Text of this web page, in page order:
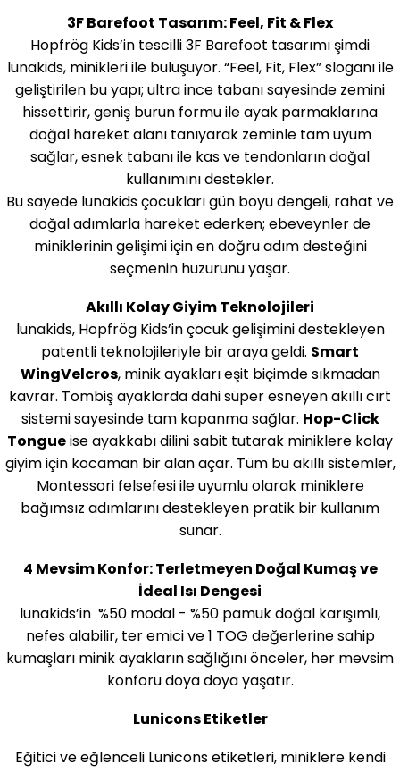
3F Barefoot Tasarım: Feel, Fit & Flex
Hopfrög Kids’in tescilli 3F Barefoot tasarımı şimdi
lunakids, minikleri ile buluşuyor. “Feel, Fit, Flex” sloganı ile
geliştirilen bu yapı; ultra ince tabanı sayesinde zemini
hissettirir, geniş burun formu ile ayak parmaklarına
doğal hareket alanı tanıyarak zeminle tam uyum
sağlar, esnek tabanı ile kas ve tendonların doğal
kullanımını destekler.
Bu sayede lunakids çocukları gün boyu dengeli, rahat ve
doğal adımlarla hareket ederken; ebeveynler de
miniklerinin gelişimi için en doğru adım desteğini
seçmenin huzurunu yaşar.
Akıllı Kolay Giyim Teknolojileri
lunakids, Hopfrög Kids’in çocuk gelişimini destekleyen
patentli teknolojileriyle bir araya geldi. Smart
WingVelcros, minik ayakları eşit biçimde sıkmadan
kavrar. Tombiş ayaklarda dahi süper esneyen akıllı cırt
sistemi sayesinde tam kapanma sağlar. Hop-Click
Tongueise ayakkabı dilini sabit tutarak miniklere kolay
giyim için kocaman bir alan açar. Tüm bu akıllı sistemler,
Montessori felsefesi ile uyumlu olarak miniklere
bağımsız adımlarını destekleyen pratik bir kullanım
sunar.
4 Mevsim Konfor: Terletmeyen Doğal Kumaş ve
İdeal Isı Dengesi
lunakids’in %50 modal - %50 pamuk doğal karışımlı,
nefes alabilir, ter emici ve 1 TOG değerlerine sahip
kumaşları minik ayakların sağlığını önceler, her mevsim
konforu doya doya yaşatır.
Lunicons Etiketler
Eğitici ve eğlenceli Lunicons etiketleri, miniklere kendi